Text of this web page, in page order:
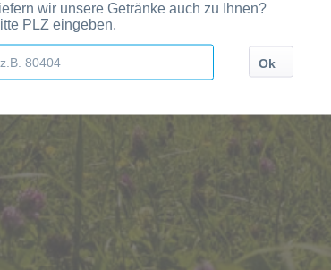
Orten und Postleitzahl-Gebieten geliefert